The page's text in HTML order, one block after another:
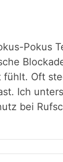
Pokus
fühlt. Oft
Ich
bei